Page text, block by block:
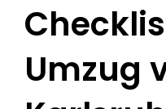
Umzug